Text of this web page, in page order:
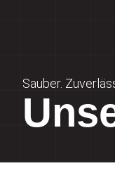
Sauber.